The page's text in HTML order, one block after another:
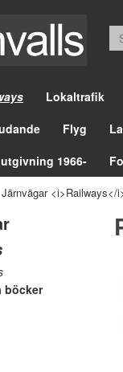
Lokaltrafik
Flyg
1966-
Järnvägar <i>Railways</
böcker